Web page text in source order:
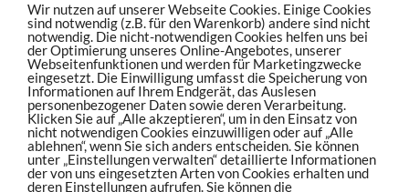
Wir nutzen auf unserer Webseite Cookies. Einige Cookies
sind notwendig (z.B. für den Warenkorb) andere sind nicht
notwendig. Die nicht-notwendigen Cookies helfen uns bei
der Optimierung unseres Online-Angebotes, unserer
Webseitenfunktionen und werden für Marketingzwecke
eingesetzt. Die Einwilligung umfasst die Speicherung von
Informationen auf Ihrem Endgerät, das Auslesen
personenbezogener Daten sowie deren Verarbeitung.
Klicken Sie auf „Alle akzeptieren“, um in den Einsatz von
nicht notwendigen Cookies einzuwilligen oder auf „Alle
ablehnen“, wenn Sie sich anders entscheiden. Sie können
unter „Einstellungen verwalten“ detaillierte Informationen
der von uns eingesetzten Arten von Cookies erhalten und
deren Einstellungen aufrufen. Sie können die